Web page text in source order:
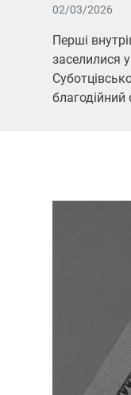
02/03/2026
Перші
заселилися